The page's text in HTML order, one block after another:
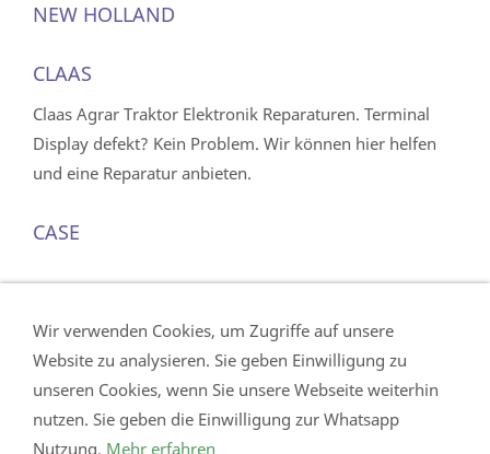
NEW HOLLAND
CLAAS
Claas Agrar Traktor Elektronik Reparaturen. Terminal
Display defekt? Kein Problem. Wir können hier helfen
und eine Reparatur anbieten.
CASE
FENDT
Impressum
Datenschutz
Wir verwenden Cookies, um Zugriffe auf unsere
Website zu analysieren. Sie geben Einwilligung zu
unseren Cookies, wenn Sie unsere Webseite weiterhin
nutzen. Sie geben die Einwilligung zur Whatsapp
Nutzung. Mehr erfahren